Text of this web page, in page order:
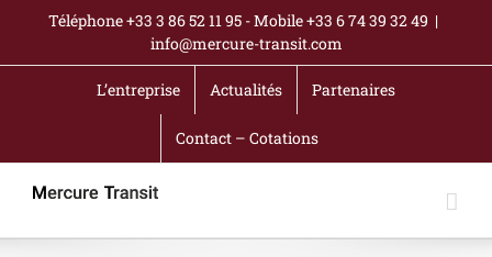
Passer
contenu
Téléphone +33 3 86 52 11 95 - Mobile +33 6 74 39 32 49 |
info@mercure-transit.com
L’entreprise Actualités Partenaires
Contact – Cotations